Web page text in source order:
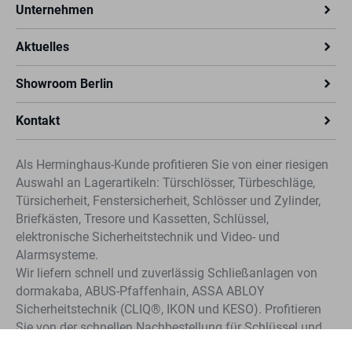
Unternehmen
Aktuelles
Showroom Berlin
Kontakt
Als Herminghaus-Kunde profitieren Sie von einer riesigen
Auswahl an Lagerartikeln: Türschlösser, Türbeschläge,
Türsicherheit, Fenstersicherheit, Schlösser und Zylinder,
Briefkästen, Tresore und Kassetten, Schlüssel,
elektronische Sicherheitstechnik und Video- und
Alarmsysteme.
Wir liefern schnell und zuverlässig Schließanlagen von
dormakaba, ABUS-Pfaffenhain, ASSA ABLOY
Sicherheitstechnik (CLIQ®, IKON und KESO). Profitieren
Sie von der schnellen Nachbestellung für Schlüssel und